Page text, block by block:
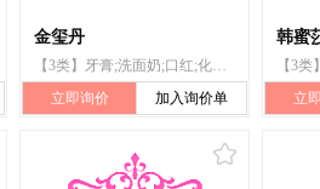
金玺丹
【3类】牙膏;洗面奶;口红;化妆笔;香水;化妆用乳液;睫毛膏;美容液;空气芳香剂;化妆品
立即询价
加入询价单
韩蜜
立